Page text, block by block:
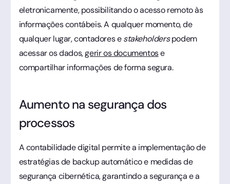
eletronicamente, possibilitando o acesso remoto às
informações contábeis. A qualquer momento, de
qualquer lugar, contadores estakeholderspodem
acessar os dados,gerir os documentose
compartilhar informações de forma segura.
Aumento na segurança dos
processos
A contabilidade digital permite a implementação de
estratégias de backup automático e medidas de
segurança cibernética, garantindo a segurança e a